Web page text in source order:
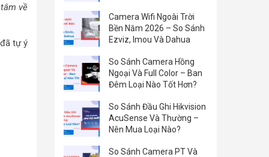
về
tự ý
Camera Wifi Ngoài Trời
Bền Năm 2026 – So Sánh
Ezviz, Imou Và Dahua
So Sánh Camera Hồng
Ngoại Và Full Color – Ban
Đêm Loại Nào Tốt Hơn?
So Sánh Đầu Ghi Hikvision
AcuSense Và Thường –
Nên Mua Loại Nào?
So Sánh Camera PT Và